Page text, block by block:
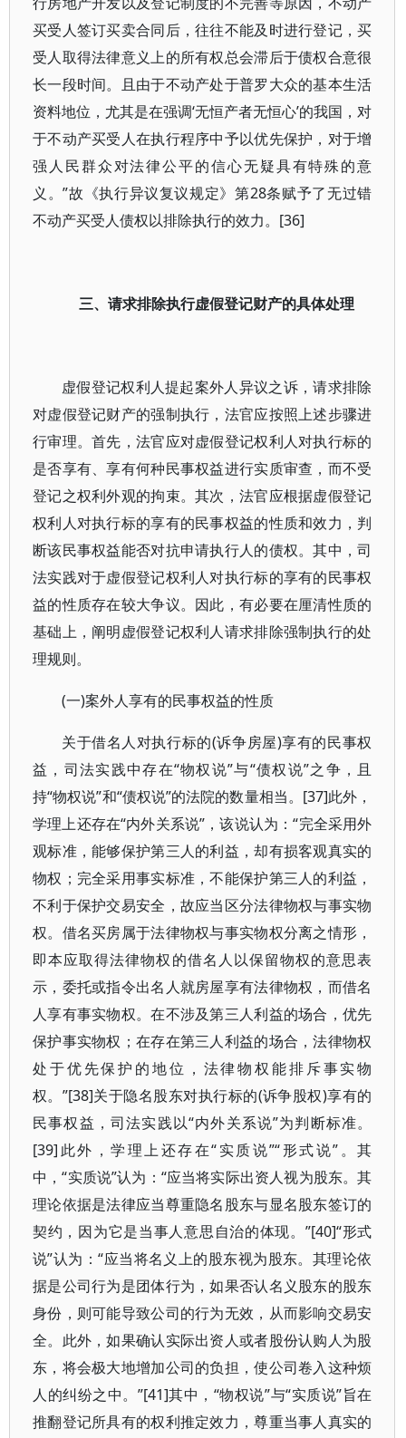
买受人签订买卖合同后，往往不能及时进行登记，买
受人取得法律意义上的所有权总会滞后于债权合意很
长一段时间。且由于不动产处于普罗大众的基本生活
资料地位，尤其是在强调‘无恒产者无恒心’的我国，对
于不动产买受人在执行程序中予以优先保护，对于增
强人民群众对法律公平的信心无疑具有特殊的意
义。”故《执行异议复议规定》第28条赋予了无过错
不动产买受人债权以排除执行的效力。[36]
三、请求排除执行虚假登记财产的具体处理
虚假登记权利人提起案外人异议之诉，请求排除
对虚假登记财产的强制执行，法官应按照上述步骤进
行审理。首先，法官应对虚假登记权利人对执行标的
是否享有、享有何种民事权益进行实质审查，而不受
登记之权利外观的拘束。其次，法官应根据虚假登记
权利人对执行标的享有的民事权益的性质和效力，判
断该民事权益能否对抗申请执行人的债权。其中，司
法实践对于虚假登记权利人对执行标的享有的民事权
益的性质存在较大争议。因此，有必要在厘清性质的
基础上，阐明虚假登记权利人请求排除强制执行的处
理规则。
(一)案外人享有的民事权益的性质
关于借名人对执行标的(诉争房屋)享有的民事权
益，司法实践中存在“物权说”与“债权说”之争，且
持“物权说”和“债权说”的法院的数量相当。[37]此外，
学理上还存在“内外关系说”，该说认为：“完全采用外
观标准，能够保护第三人的利益，却有损客观真实的
物权；完全采用事实标准，不能保护第三人的利益，
不利于保护交易安全，故应当区分法律物权与事实物
权。借名买房属于法律物权与事实物权分离之情形，
即本应取得法律物权的借名人以保留物权的意思表
示，委托或指令出名人就房屋享有法律物权，而借名
人享有事实物权。在不涉及第三人利益的场合，优先
保护事实物权；在存在第三人利益的场合，法律物权
处于优先保护的地位，法律物权能排斥事实物
权。”[38]关于隐名股东对执行标的(诉争股权)享有的
民事权益，司法实践以“内外关系说”为判断标准。
[39]此外，学理上还存在“实质说”“形式说”。其
中，“实质说”认为：“应当将实际出资人视为股东。其
理论依据是法律应当尊重隐名股东与显名股东签订的
契约，因为它是当事人意思自治的体现。”[40]“形式
说”认为：“应当将名义上的股东视为股东。其理论依
据是公司行为是团体行为，如果否认名义股东的股东
身份，则可能导致公司的行为无效，从而影响交易安
全。此外，如果确认实际出资人或者股份认购人为股
东，将会极大地增加公司的负担，使公司卷入这种烦
人的纠纷之中。”[41]其中，“物权说”与“实质说”旨在
推翻登记所具有的权利推定效力，尊重当事人真实的